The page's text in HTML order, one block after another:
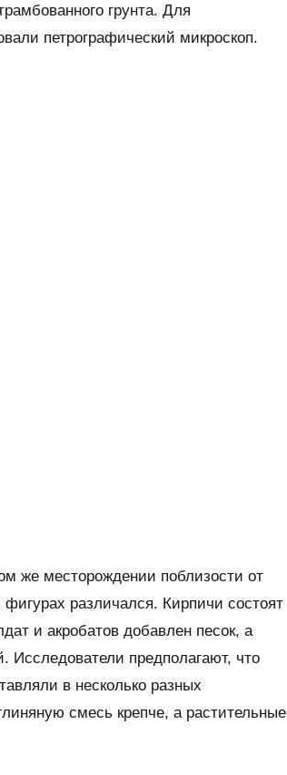
грунта. Для
петрографический микроскоп.
же месторождении поблизости от
различался. Кирпичи состоят
и акробатов добавлен песок, а
Исследователи предполагают, что
в несколько разных
смесь крепче, а растительные